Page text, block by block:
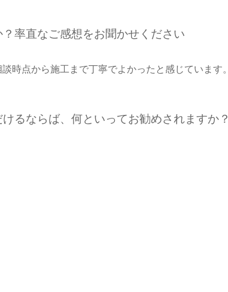
率直なご感想をお聞かせください
時点から施工まで丁寧でよかったと感じています。
るならば、何といってお勧めされますか？